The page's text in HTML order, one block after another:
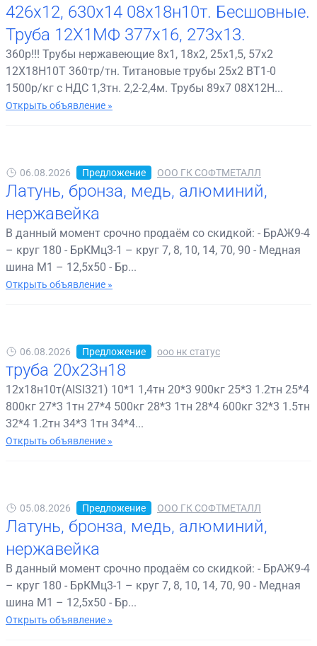
426х12, 630х14 08х18н10т. Бесшовные.
Труба 12Х1МФ 377х16, 273х13.
360р!!! Трубы нержавеющие 8х1, 18х2, 25х1,5, 57х2
12Х18Н10Т 360тр/тн. Титановые трубы 25х2 ВТ1-0
1500р/кг с НДС 1,3тн. 2,2-2,4м. Трубы 89х7 08Х12Н...
Открыть объявление »
06.08.2026 Предложение ООО ГК СОФТМЕТАЛЛ
Латунь, бронза, медь, алюминий,
нержавейка
В данный момент срочно продаём со скидкой: - БрАЖ9-4
– круг 180 - БрКМц3-1 – круг 7, 8, 10, 14, 70, 90 - Медная
шина М1 – 12,5х50 - Бр...
Открыть объявление »
06.08.2026 Предложение ооо нк статус
труба 20х23н18
12х18н10т(AISI321) 10*1 1,4тн 20*3 900кг 25*3 1.2тн 25*4
800кг 27*3 1тн 27*4 500кг 28*3 1тн 28*4 600кг 32*3 1.5тн
32*4 1.2тн 34*3 1тн 34*4...
Открыть объявление »
05.08.2026 Предложение ООО ГК СОФТМЕТАЛЛ
Латунь, бронза, медь, алюминий,
нержавейка
В данный момент срочно продаём со скидкой: - БрАЖ9-4
– круг 180 - БрКМц3-1 – круг 7, 8, 10, 14, 70, 90 - Медная
шина М1 – 12,5х50 - Бр...
Открыть объявление »